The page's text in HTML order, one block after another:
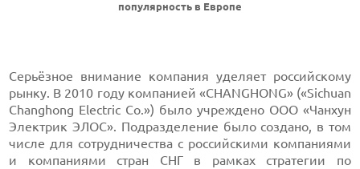
популярность в Европе
Серьёзное внимание компания уделяет российскому
рынку. В 2010 году компанией «CHANGHONG» («Sichuan
Changhong Electric Co.») было учреждено ООО «Чанхун
Электрик ЭЛОС». Подразделение было создано, в том
числе для сотрудничества с российскими компаниями
и компаниями стран СНГ в рамках стратегии по